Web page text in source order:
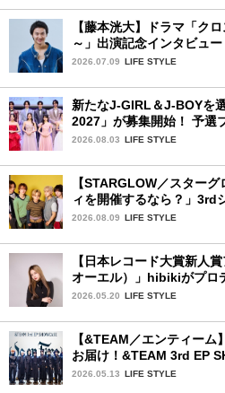
【藤本洸大】ドラマ「ク
～」出演記念インタビュ
を思い出させてもらった作
2026.07.09 LIFE STYLE
新たなJ-GIRL＆J-BOYを
2027」が募集開始！ 予選
視した「新システム」に変
2026.08.03 LIFE STYLE
【STARGLOW／スター
ィを開催するなら？」3rd
リース記念インタビュー！
2026.08.09 LIFE STYLE
【日本レコード大賞新人
オーエル）」hibikiがプロ
ィションが始動！ 応募は
2026.05.20 LIFE STYLE
【&TEAM／エンティーム
お届け！&TEAM 3rd EP
詳細レポート【前編】
2026.05.13 LIFE STYLE